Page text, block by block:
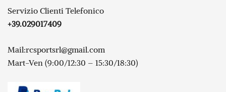
Servizio Clienti Telefonico
+39.029017409
Mail:rcsportsrl@gmail.com
Mart-Ven (9:00/12:30 – 15:30/18:30)